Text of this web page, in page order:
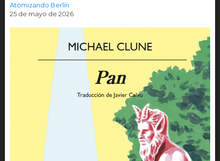
Atomizando Berlín
25 de mayo de 2026